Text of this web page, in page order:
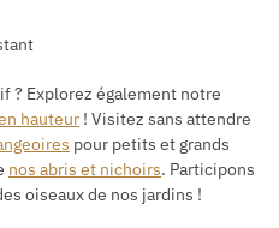
? Explorez également notre
hauteur ! Visitez sans attendre
pour petits et grands
nos abris et nichoirs. Participons
oiseaux de nos jardins !